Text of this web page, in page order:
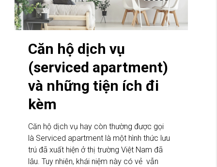
Căn hộ dịch vụ
(serviced apartment)
và những tiện ích đi
kèm
Căn hộ dịch vụ hay còn thường được gọi
là Serviced apartment là một hình thức lưu
trú đã xuất hiện ở thị trường Việt Nam đã
lâu. Tuy nhiên, khái niệm này có vẻ vẫn